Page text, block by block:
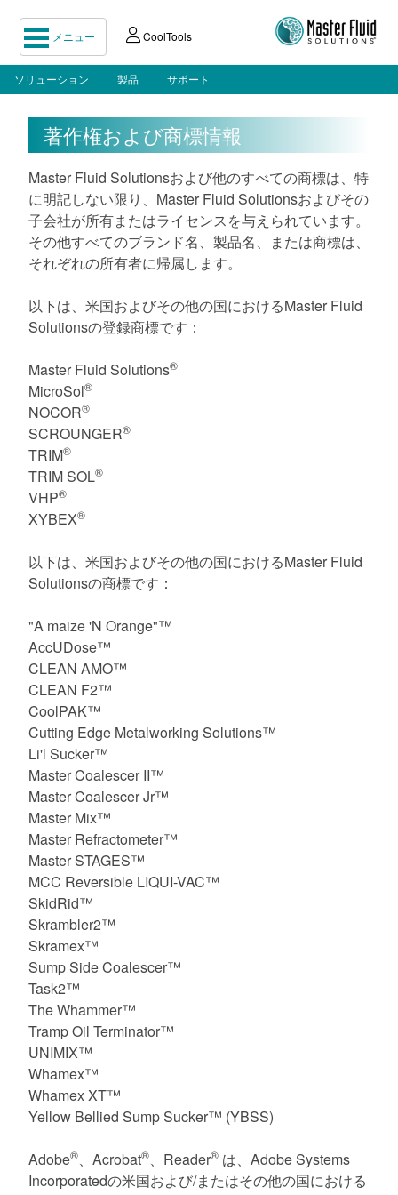
メニュー CoolTools
ソリューション 製品 サポート
著作権および商標情報
Master Fluid Solutionsおよび他のすべての商標は、特
に明記しない限り、Master Fluid Solutionsおよびその
子会社が所有またはライセンスを与えられています。
その他すべてのブランド名、製品名、または商標は、
それぞれの所有者に帰属します。
以下は、米国およびその他の国におけるMaster Fluid
Solutionsの登録商標です：
Master Fluid Solutions®
MicroSol®
NOCOR®
SCROUNGER®
TRIM®
TRIM SOL®
VHP®
XYBEX®
以下は、米国およびその他の国におけるMaster Fluid
Solutionsの商標です：
"A maize 'N Orange"™
AccUDose™
CLEAN AMO™
CLEAN F2™
CoolPAK™
Cutting Edge Metalworking Solutions™
Li'l Sucker™
Master Coalescer II™
Master Coalescer Jr™
Master Mix™
Master Refractometer™
Master STAGES™
MCC Reversible LIQUI-VAC™
SkidRid™
Skrambler2™
Skramex™
Sump Side Coalescer™
Task2™
The Whammer™
Tramp Oil Terminator™
UNIMIX™
Whamex™
Whamex XT™
Yellow Bellied Sump Sucker™ (YBSS)
Adobe®、Acrobat®、Reader® は、Adobe Systems
Incorporatedの米国および/またはその他の国における